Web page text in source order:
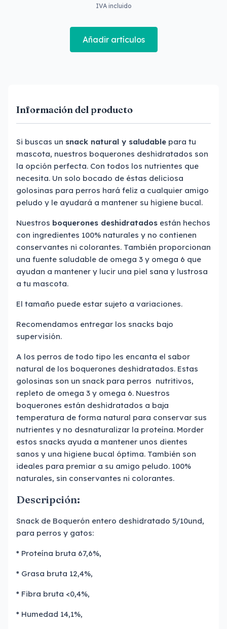
IVA incluido
Añadir artículos
Información del producto
Si buscas un snack natural y saludable para tu
mascota, nuestros boquerones deshidratados son
la opción perfecta. Con todos los nutrientes que
necesita. Un solo bocado de éstas deliciosa
golosinas para perros hará feliz a cualquier amigo
peludo y le ayudará a mantener su higiene bucal.
Nuestros boquerones deshidratados están hechos
con ingredientes 100% naturales y no contienen
conservantes ni colorantes. También proporcionan
una fuente saludable de omega 3 y omega 6 que
ayudan a mantener y lucir una piel sana y lustrosa
a tu mascota.
El tamaño puede estar sujeto a variaciones.
Recomendamos entregar los snacks bajo
supervisión.
A los perros de todo tipo les encanta el sabor
natural de los boquerones deshidratados. Estas
golosinas son un snack para perros nutritivos,
repleto de omega 3 y omega 6. Nuestros
boquerones están deshidratados a baja
temperatura de forma natural para conservar sus
nutrientes y no desnaturalizar la proteína. Morder
estos snacks ayuda a mantener unos dientes
sanos y una higiene bucal óptima. También son
ideales para premiar a su amigo peludo. 100%
naturales, sin conservantes ni colorantes.
Descripción:
Snack de Boquerón entero deshidratado 5/10und,
para perros y gatos:
* Proteína bruta 67,6%,
* Grasa bruta 12,4%,
* Fibra bruta <0,4%,
* Humedad 14,1%,